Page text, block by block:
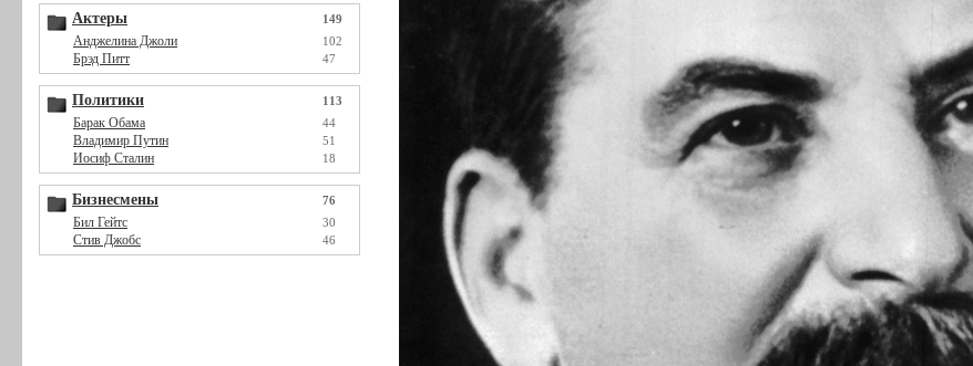
Актеры 149
Анджелина Джоли 102
Брэд Питт 47
Политики 113
Барак Обама 44
Владимир Путин 51
Иосиф Сталин 18
Бизнесмены 76
Бил Гейтс 30
Стив Джобс 46